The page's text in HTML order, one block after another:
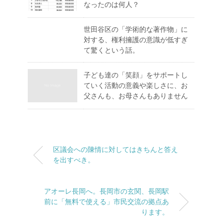
なったのは何人？
世田谷区の「学術的な著作物」に
対する、権利擁護の意識が低すぎ
て驚くという話。
子ども達の「笑顔」をサポートし
ていく活動の意義や楽しさに、お
父さんも、お母さんもありません
区議会への陳情に対してはきちんと答え
を出すべき。
アオーレ長岡へ。長岡市の玄関、長岡駅
前に「無料で使える」市民交流の拠点あ
ります。